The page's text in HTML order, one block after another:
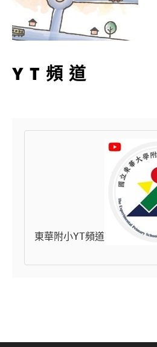
YT頻道
東華附小YT頻道